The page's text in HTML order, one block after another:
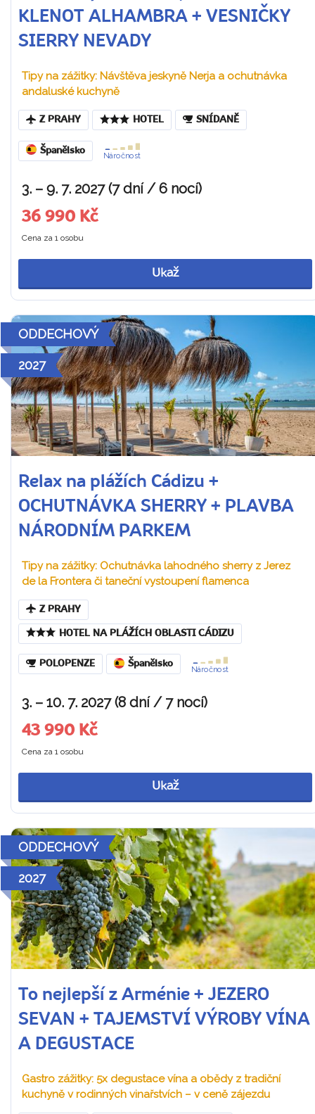
KLENOT ALHAMBRA + VESNIČKY
SIERRY NEVADY
Tipy na zážitky: Návštěva jeskyně Nerja a ochutnávka
andaluské kuchyně
Z PRAHY HOTEL SNÍDANĚ
Španělsko
Náročnost
3. – 9. 7. 2027 (7 dní / 6 nocí)
36 990 Kč
Cena za 1 osobu
Ukaž
ODDECHOVÝ
2027
Relax na plážích Cádizu +
OCHUTNÁVKA SHERRY + PLAVBA
NÁRODNÍM PARKEM
Tipy na zážitky: Ochutnávka lahodného sherry z Jerez
de la Frontera či taneční vystoupení flamenca
Z PRAHY
HOTEL NA PLÁŽÍCH OBLASTI CÁDIZU
POLOPENZE Španělsko
Náročnost
3. – 10. 7. 2027 (8 dní / 7 nocí)
43 990 Kč
Cena za 1 osobu
Ukaž
ODDECHOVÝ
2027
To nejlepší z Arménie + JEZERO
SEVAN + TAJEMSTVÍ VÝROBY VÍNA
A DEGUSTACE
Gastro zážitky: 5x degustace vína a obědy z tradiční
kuchyně v rodinných vinařstvích – v ceně zájezdu